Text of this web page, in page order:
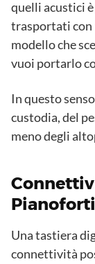
quelli acustici
trasportati con
modello che
vuoi portarlo
In questo
custodia, del
meno degli
Una tastiera
connettività